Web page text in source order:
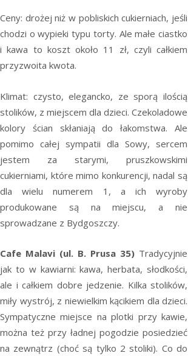
Ceny: drożej niż w pobliskich cukierniach, jeśli
chodzi o wypieki typu torty. Ale małe ciastko
i kawa to koszt około 11 zł, czyli całkiem
przyzwoita kwota.
Klimat: czysto, elegancko, ze sporą ilością
stolików, z miejscem dla dzieci. Czekoladowe
kolory ścian skłaniają do łakomstwa. Ale
pomimo całej sympatii dla Sowy, sercem
jestem za starymi, pruszkowskimi
cukierniami, które mimo konkurencji, nadal są
dla wielu numerem 1, a ich wyroby
produkowane są na miejscu, a nie
sprowadzane z Bydgoszczy.
Cafe Malavi (ul. B. Prusa 35) Tradycyjnie
jak to w kawiarni: kawa, herbata, słodkości,
ale i całkiem dobre jedzenie. Kilka stolików,
miły wystrój, z niewielkim kącikiem dla dzieci.
Sympatyczne miejsce na plotki przy kawie,
można też przy ładnej pogodzie posiedzieć
na zewnątrz (choć są tylko 2 stoliki). Co do